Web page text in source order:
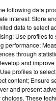
de 1,5
La dizaine
sont toutes
following data
interest: Store
data to select
Use profiles to
performance;
through
and
profiles to
content; Ensure
and present
These